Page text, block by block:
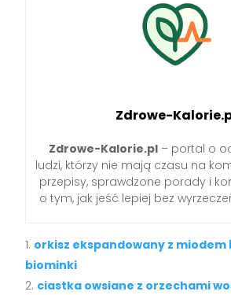
Zdrowe-
Zdrowe-Kalorie.pl – portal o
ludzi, którzy nie mają czasu na
przepisy, sprawdzone porady i
o tym, jak jeść lepiej bez
orkisz ekspandowany z miodem
biominki
ciastka owsiane z orzechami